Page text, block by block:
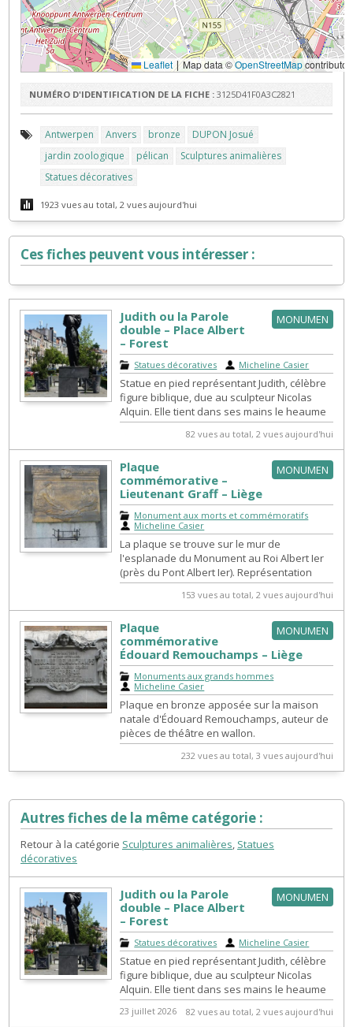
Leaflet|Map data ©OpenStreetMap
NUMÉRO D'IDENTIFICATION DE LA FICHE : 3125D41F0A3C2821
Antwerpen Anvers bronze
DUPON Josué
jardin zoologique
pélican
Sculptures animalières
Statues décoratives
1923 vues au total, 2 vues aujourd'hui
Ces fiches peuvent vous intéresser :
MONUMEN
Judith ou la Parole
double – Place Albert
– Forest
Statues décoratives Micheline Casier
Statue en pied représentant Judith, célèbre
figure biblique, due au sculpteur Nicolas
Alquin. Elle tient dans ses mains le heaume
d'Holopherne qu'elle vient de ...
82 vues au total, 2 vues aujourd'hui
MONUMEN
Plaque
commémorative –
Lieutenant Graff – Liège
Monument aux morts et commémoratifs
Micheline Casier
La plaque se trouve sur le mur de
l'esplanade du Monument au Roi Albert Ier
(près du Pont Albert Ier). Représentation
d’une femme assise écrivant, face à deu...
153 vues au total, 2 vues aujourd'hui
MONUMEN
Plaque
commémorative
Édouard Remouchamps – Liège
Monuments aux grands hommes
Micheline Casier
Plaque en bronze apposée sur la maison
natale d'Édouard Remouchamps, auteur de
pièces de théâtre en wallon.
232 vues au total, 3 vues aujourd'hui
Autres fiches de la même catégorie :
Retour à la catégorie Sculptures animalières, Statues
décoratives
MONUMEN
Judith ou la Parole
double – Place Albert
– Forest
Statues décoratives Micheline Casier
Statue en pied représentant Judith, célèbre
figure biblique, due au sculpteur Nicolas
Alquin. Elle tient dans ses mains le heaume
d'Holopherne qu'elle vient de ...
23 juillet 2026 82 vues au total, 2 vues aujourd'hui